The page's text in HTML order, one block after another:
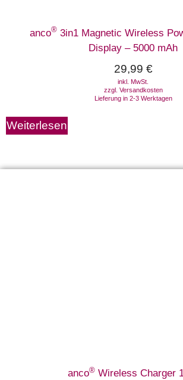
anco®3in1 Magnetic Wireless
Display – 5000 mAh
29,99 €
inkl. MwSt.
zzgl. Versandkosten
Lieferung in 2-3 Werktagen
Weiterlesen
anco®Wireless Charger